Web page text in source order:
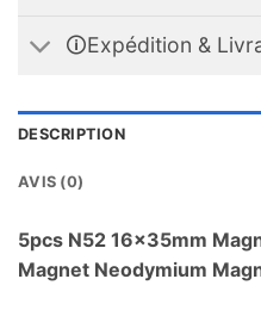
🛈Expédition &
DESCRIPTION
AVIS (0)
5pcs N52 16x35mm
Magnet Neodymium